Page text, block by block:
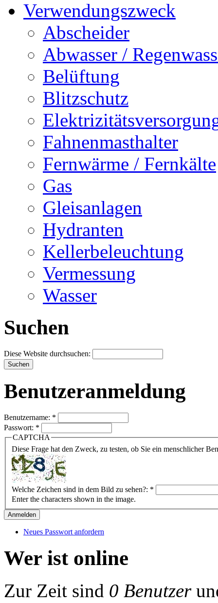
Verwendungszweck
Abscheider
Abwasser /
Belüftung
Blitzschutz
Fahnenmasthalter
Fernwärme / Fernkälte
Gas
Gleisanlagen
Hydranten
Kellerbeleuchtung
Vermessung
Wasser
Suchen
Diese Website durchsuchen:
Benutzeranmeldung
Benutzername: *
Passwort: *
CAPTCHA
Diese Frage hat den Zweck, zu testen, ob Sie ein menschlicher
Welche Zeichen sind in dem Bild zu sehen?: *
Enter the characters shown in the image.
Neues Passwort anfordern
Wer ist online
Zur Zeit sind 0 Benutzer